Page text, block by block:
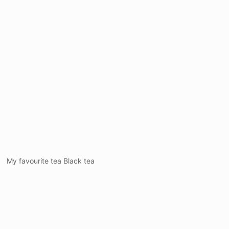
My favourite tea Black tea